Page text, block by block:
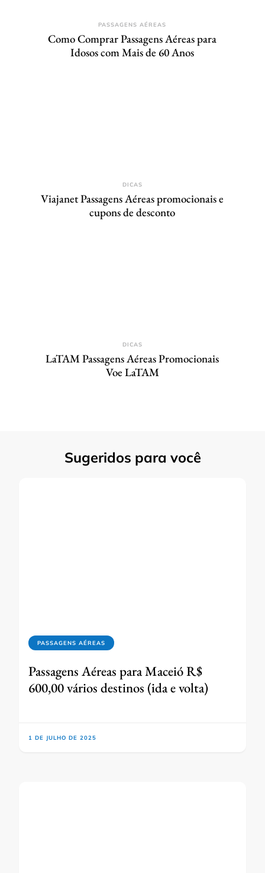
PASSAGENS AÉREAS
Como Comprar Passagens Aéreas para
Idosos com Mais de 60 Anos
DICAS
Viajanet Passagens Aéreas promocionais e
cupons de desconto
DICAS
LaTAM Passagens Aéreas Promocionais
Voe LaTAM
Sugeridos para você
PASSAGENS AÉREAS
Passagens Aéreas para Maceió R$
600,00 vários destinos (ida e volta)
1 DE JULHO DE 2025